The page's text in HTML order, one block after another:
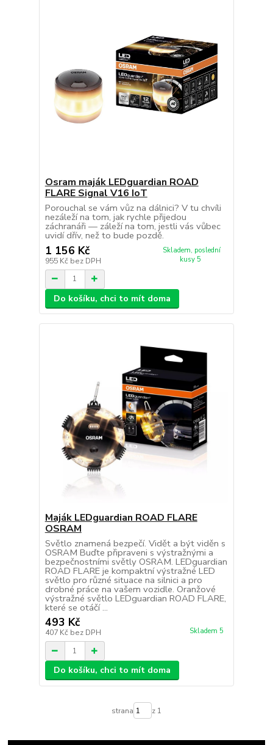
Osram maják LEDguardian ROAD
FLARE Signal V16 IoT
Porouchal se vám vůz na dálnici? V tu chvíli
nezáleží na tom, jak rychle přijedou
záchranáři — záleží na tom, jestli vás vůbec
uvidí dřív, než to bude pozdě.
1 156 Kč
955 Kč bez DPH
Skladem, poslední
kusy 5
Do košíku, chci to mít doma
Maják LEDguardian ROAD FLARE
OSRAM
Světlo znamená bezpečí. Vidět a být viděn s
OSRAM Buďte připraveni s výstražnými a
bezpečnostními světly OSRAM. LEDguardian
ROAD FLARE je kompaktní výstražné LED
světlo pro různé situace na silnici a pro
drobné práce na vašem vozidle. Oranžové
výstražné světlo LEDguardian ROAD FLARE,
které se otáčí ...
493 Kč
407 Kč bez DPH Skladem 5
Do košíku, chci to mít doma
strana z 1